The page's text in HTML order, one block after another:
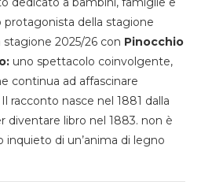
protagonista della stagione
stagione 2025/26 con Pinocchio
uno spettacolo coinvolgente,
continua ad affascinare
racconto nasce nel 1881 dalla
diventare libro nel 1883. non è
inquieto di un’anima di legno